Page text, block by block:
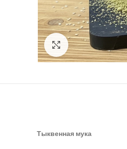
Click to enlarge
Тыквенная мука